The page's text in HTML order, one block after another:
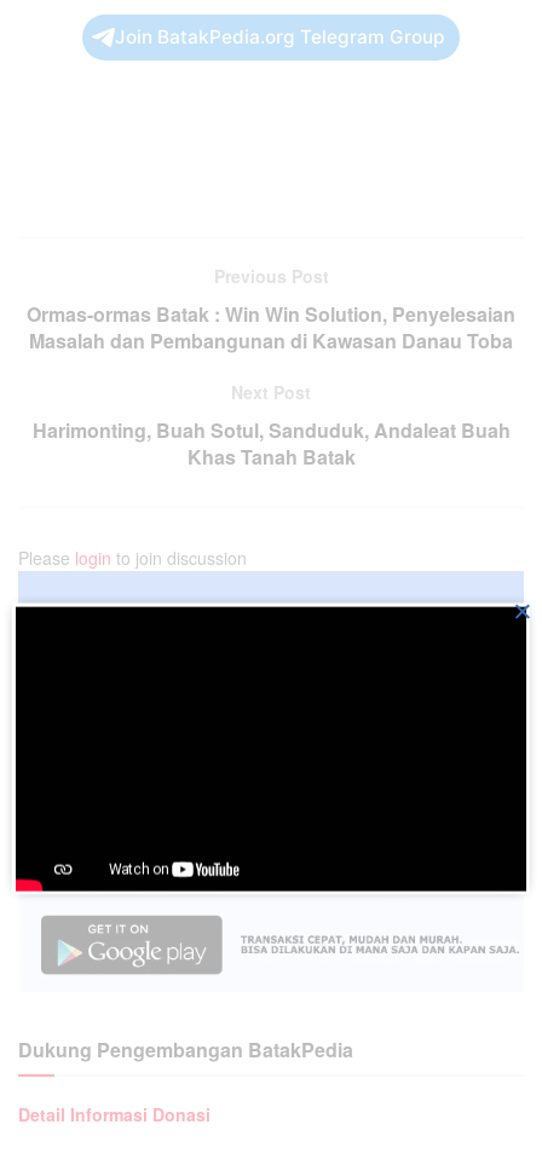
Join BatakPedia.org Telegram Group
Previous Post
Ormas-ormas Batak : Win Win Solution, Penyelesaian
Masalah dan Pembangunan di Kawasan Danau Toba
Next Post
Harimonting, Buah Sotul, Sanduduk, Andaleat Buah
Khas Tanah Batak
Please login to join discussion
Dukung Pengembangan BatakPedia
Detail Informasi Donasi
×